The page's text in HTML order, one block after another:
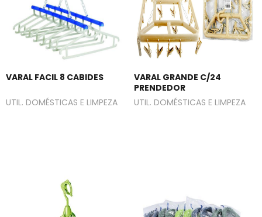
VARAL FACIL 8 CABIDES
UTIL. DOMÉSTICAS E LIMPEZA
VARAL GRANDE C/24
PRENDEDOR
UTIL. DOMÉSTICAS E LIMPEZA